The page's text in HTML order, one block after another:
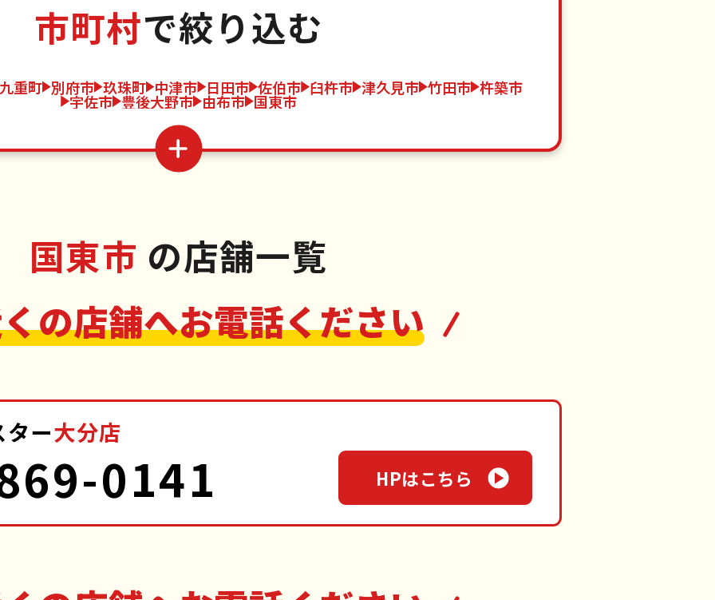
市町村で絞り込む
重町 別府市 玖珠町 中津市 日田市 佐伯市 臼杵市 津久見市 竹田市 杵築市
宇佐市 豊後大野市 由布市 国東市
国東市 の店舗一覧
の店舗へお電話ください
ー大分店
0141 HPはこちら